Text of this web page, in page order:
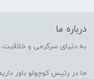
درباره ما
به دنیای سرگرمی و
ما در رئیس کوچولو باور